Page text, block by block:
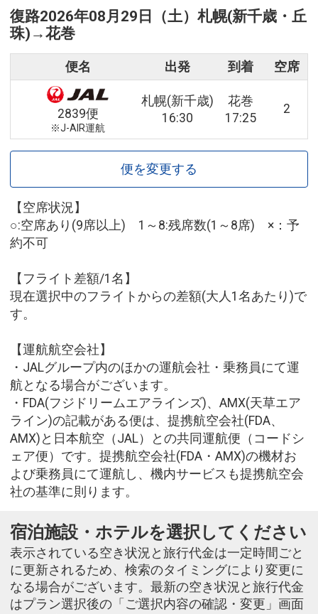
復路2026年08月29日（土） 札幌(新千歳・丘
珠) →花巻
便名 出発 到着 空席
2839便
※J-AIR運航
札幌(新千歳)
16:30
花巻
17:25
2
便を変更する
【空席状況】
○:空席あり(9席以上) 1～8:残席数(1～8席) ×：予
約不可
【フライト差額/1名】
現在選択中のフライトからの差額(大人1名あたり)で
す。
【運航航空会社】
・JALグループ内のほかの運航会社・乗務員にて運
航となる場合がございます。
・FDA(フジドリームエアラインズ)、AMX(天草エア
ライン)の記載がある便は、提携航空会社(FDA、
AMX)と日本航空（JAL）との共同運航便（コードシ
ェア便）です。提携航空会社(FDA・AMX)の機材お
よび乗務員にて運航し、機内サービスも提携航空会
社の基準に則ります。
宿泊施設・ホテルを選択してください
表示されている空き状況と旅行代金は一定時間ごと
に更新されるため、検索のタイミングにより変更に
なる場合がございます。最新の空き状況と旅行代金
はプラン選択後の「ご選択内容の確認・変更」画面